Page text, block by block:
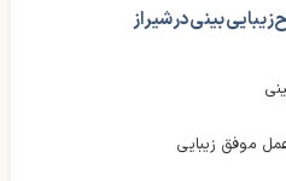
زیبایی بینی در شیراز